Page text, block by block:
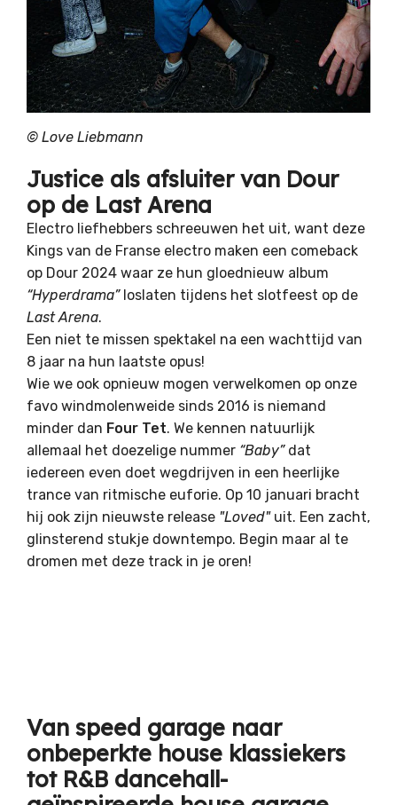
© Love Liebmann
Justice als afsluiter van Dour
op de Last Arena
Electro liefhebbers schreeuwen het uit, want deze
Kings van de Franse electro maken een comeback
op Dour 2024 waar ze hun gloednieuw album
“Hyperdrama”loslaten tijdens het slotfeest op de
Last Arena.
Een niet te missen spektakel na een wachttijd van
8 jaar na hun laatste opus!
Wie we ook opnieuw mogen verwelkomen op onze
favo windmolenweide sinds 2016 is niemand
minder dan Four Tet. We kennen natuurlijk
allemaal het doezelige nummer “Baby” dat
iedereen even doet wegdrijven in een heerlijke
trance van ritmische euforie. Op 10 januari bracht
hij ook zijn nieuwste release "Loved"uit. Een zacht,
glinsterend stukje downtempo. Begin maar al te
dromen met deze track in je oren!
Van speed garage naar
onbeperkte house klassiekers
tot R&B dancehall-